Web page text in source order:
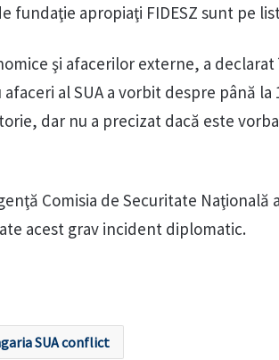
fundaţie apropiaţi FIDESZ sunt pe
şi afacerilor externe, a
al SUA a vorbit despre până la
dar nu a precizat dacă este
Comisia de Securitate Naţională a
acest grav incident diplomatic.
SUA conflict